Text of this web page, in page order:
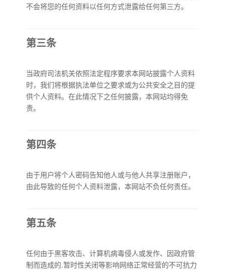
不会将您的任何资料以任何方式泄露给任何第三方。
第三条
当政府司法机关依照法定程序要求本网站披露个人资料
时，我们将根据执法单位之要求或为公共安全之目的提
供个人资料。在此情况下之任何披露，本网站均得免
责。
第四条
由于用户将个人密码告知他人或与他人共享注册账户，
由此导致的任何个人资料泄露，本网站不负任何责任。
第五条
任何由于黑客攻击、计算机病毒侵人或发作、因政府管
制而造成的.暂时性关闭等影响网络正常经营的不可抗力